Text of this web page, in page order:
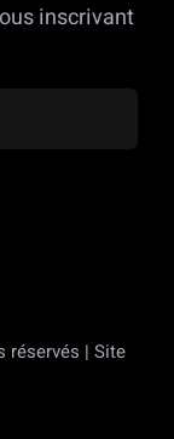
inscrivant
réservés | Site